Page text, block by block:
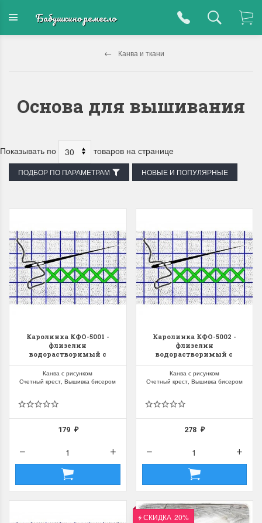
Бабушкино ремесло
Канва и ткани
Основа для вышивания
Показывать по товаров на странице
ПОДБОР ПО ПАРАМЕТРАМ НОВЫЕ И ПОПУЛЯРНЫЕ
Каролинка КФО-5001 -
флизелин
водорастворимый с
Канва с рисунком
Счетный крест, Вышивка бисером
179 ₽
Каролинка КФО-5002 -
флизелин
водорастворимый с
Канва с рисунком
Счетный крест, Вышивка бисером
278₽
СКИДКА 20%